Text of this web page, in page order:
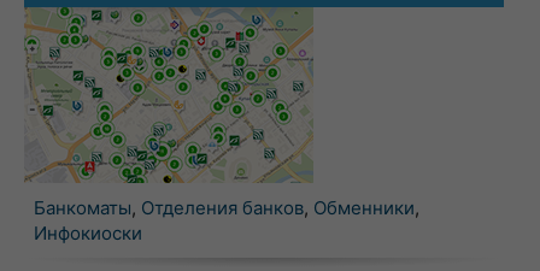
Банкоматы, Отделения банков, Обменники,
Инфокиоски